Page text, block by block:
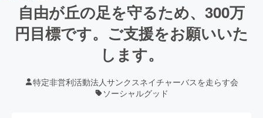
自由が丘の足を守るため、300万
円目標です。ご支援をお願いいた
します。
特定非営利活動法人サンクスネイチャーバスを走らす会
ソーシャルグッド